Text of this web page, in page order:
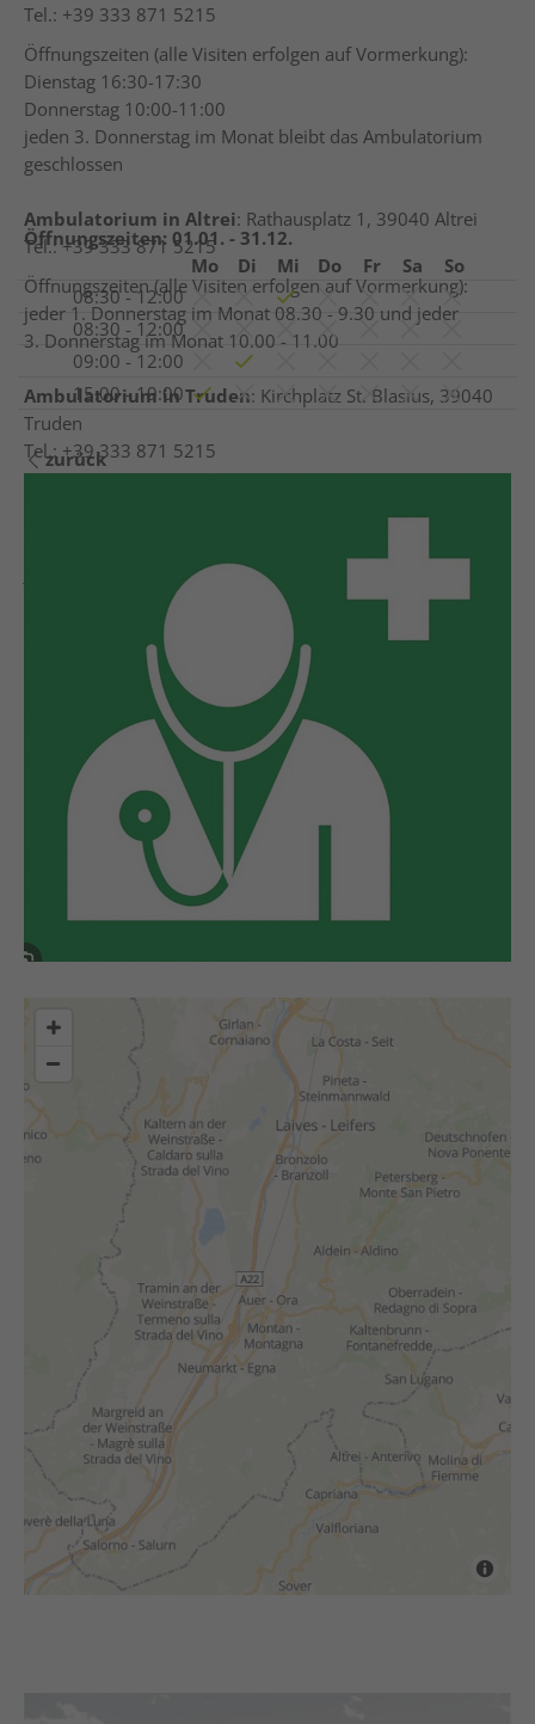
Tel.: +39 333 871 5215
Öffnungszeiten (alle Visiten erfolgen auf Vormerkung):
Dienstag 16:30-17:30
Donnerstag 10:00-11:00
jeden 3. Donnerstag im Monat bleibt das Ambulatorium
geschlossen
Ambulatorium in Altrei: Rathausplatz 1, 39040 Altrei
Tel.: +39 333 871 5215
Öffnungszeiten (alle Visiten erfolgen auf Vormerkung):
jeder 1. Donnerstag im Monat 08.30 - 9.30 und jeder
3. Donnerstag im Monat 10.00 - 11.00
Ambulatorium in Truden: Kirchplatz St. Blasius, 39040
Truden
Tel.: +39 333 871 5215
jeden 1. Donnerstag im Monat bleibt das Ambulatorium
Öffnungszeiten: 01.01. - 31.12.
Mo
Di Mi Do Fr Sa
So
08:30 - 12:00
08:30 - 12:00
09:00 - 12:00
15:00 - 19:00
zurück